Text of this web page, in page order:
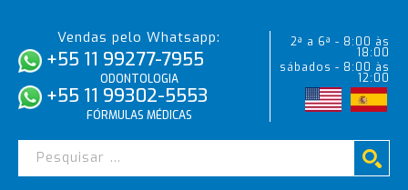
Vendas pelo Whatsapp:
+55 11 99277-7955
ODONTOLOGIA
+55 11 99302-5553
FÓRMULAS MÉDICAS
2ª a 6ª - 8:00 às
18:00
sábados - 8:00 às
12:00